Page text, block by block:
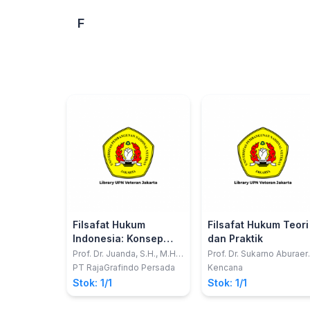
F
Filsafat Hukum
Indonesia: Konsep
Pembangunan Sistem
Hukum Nasional
Prof. Dr. Juanda, S.H., M.H.;
Ogiandhafiz Juanda, S.H.,
LL.M., C.L.A., C.P.Arb.,
C.M.L., C.Me., C.M.L.C.
PT RajaGrafindo Persada
Stok: 1/1
Filsafat Hukum Teori
dan Praktik
Prof. Dr. Sukarno
S.H.; Prof. Dr. Muhadar,
Kencana
Stok: 1/1